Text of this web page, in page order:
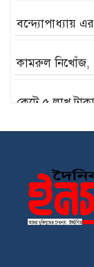
বন্দ্যোপাধ্যায়
কামরুল নিখোঁজ,
কেটে ৫ লাখ